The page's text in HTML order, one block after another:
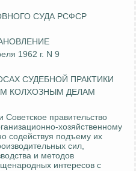
СУДА РСФСР
1962 г. N 9
СУДЕБНОЙ ПРАКТИКИ
КОЛХОЗНЫМ ДЕЛАМ
Советское правительство
хозяйственному
содействуя подъему их
сил,
и методов
интересов с